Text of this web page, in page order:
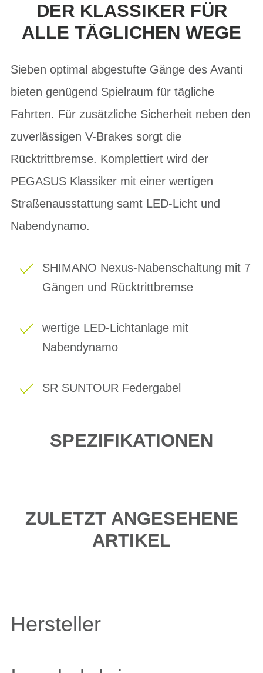
DER KLASSIKER FÜR
ALLE TÄGLICHEN WEGE
Sieben optimal abgestufte Gänge des Avanti
bieten genügend Spielraum für tägliche
Fahrten. Für zusätzliche Sicherheit neben den
zuverlässigen V-Brakes sorgt die
Rücktrittbremse. Komplettiert wird der
PEGASUS Klassiker mit einer wertigen
Straßenausstattung samt LED-Licht und
Nabendynamo.
SHIMANO Nexus-Nabenschaltung mit 7
Gängen und Rücktrittbremse
wertige LED-Lichtanlage mit
Nabendynamo
SR SUNTOUR Federgabel
SPEZIFIKATIONEN
ZULETZT ANGESEHENE
ARTIKEL
Hersteller